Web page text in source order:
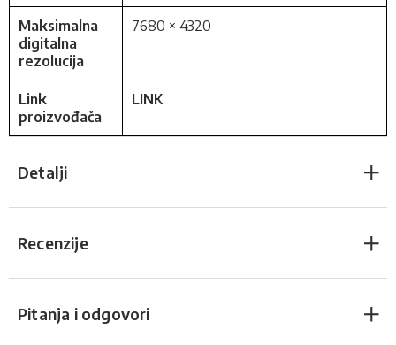
Maksimalna
digitalna
rezolucija
7680 × 4320
Link
proizvođača
LINK
Detalji
Recenzije
Pitanja i odgovori